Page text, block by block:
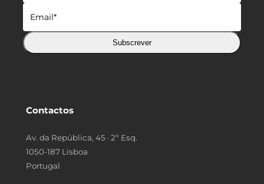
Subscrever
Contactos
Av. da República, 45 · 2º Esq.
1050-187 Lisboa
Portugal